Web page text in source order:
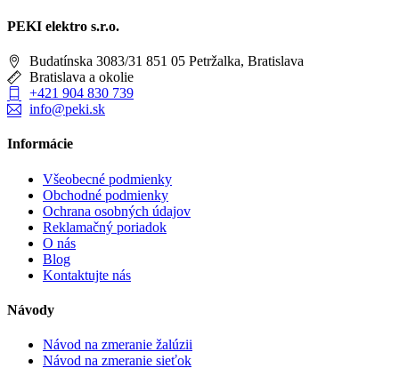
PEKI elektro s.r.o.
Budatínska 3083/31 851 05 Petržalka, Bratislava
Bratislava a okolie
+421 904 830 739
info@peki.sk
Informácie
Všeobecné podmienky
Obchodné podmienky
Ochrana osobných údajov
Reklamačný poriadok
O nás
Blog
Kontaktujte nás
Návody
Návod na zmeranie žalúzii
Návod na zmeranie sieťok